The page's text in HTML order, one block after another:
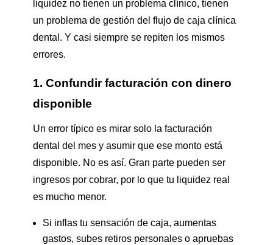
liquidez no tienen un problema clínico, tienen
un problema de gestión del flujo de caja clínica
dental. Y casi siempre se repiten los mismos
errores.
1. Confundir facturación con dinero
disponible
Un error típico es mirar solo la facturación
dental del mes y asumir que ese monto está
disponible. No es así. Gran parte pueden ser
ingresos por cobrar, por lo que tu liquidez real
es mucho menor.
Si inflas tu sensación de caja, aumentas
gastos, subes retiros personales o apruebas